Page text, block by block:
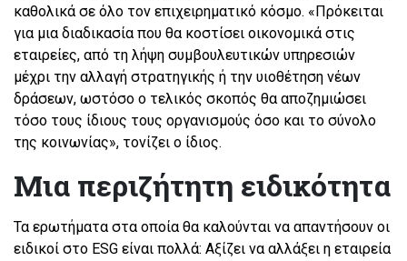
καθολικά σε όλο τον επιχειρηματικό κόσμο. «Πρόκειται
για μια διαδικασία που θα κοστίσει οικονομικά στις
εταιρείες, από τη λήψη συμβουλευτικών υπηρεσιών
μέχρι την αλλαγή στρατηγικής ή την υιοθέτηση νέων
δράσεων, ωστόσο ο τελικός σκοπός θα αποζημιώσει
τόσο τους ίδιους τους οργανισμούς όσο και το σύνολο
της κοινωνίας», τονίζει ο ίδιος.
Μια περιζήτητη ειδικότητα
Τα ερωτήματα στα οποία θα καλούνται να απαντήσουν οι
ειδικοί στο ESG είναι πολλά: Αξίζει να αλλάξει η εταιρεία